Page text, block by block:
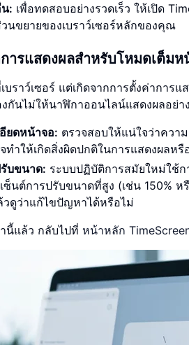
น: เพื่อทดสอบอย่างรวดเร็ว ให้เปิด
นขยายของเบราว์เซอร์หลักของคุณ
ารแสดงผลสำหรับโหมดเต็ม
ราว์เซอร์ แต่เกิดจากการตั้งค่าการ
กันไม่ให้นาฬิกาออนไลน์แสดงผลอย่า
ยดหน้าจอ: ตรวจสอบให้แน่ใจว่าควา
ทำให้เกิดสิ่งผิดปกติในการแสดงผลห
บขนาด: ระบบปฏิบัติการสมัยใหม่ใช้
ซ็นต์การปรับขนาดที่สูง (เช่น 150%
วดูว่าแก้ไขปัญหาได้หรือไม่
นี้แล้ว กลับไปที่ หน้าหลัก